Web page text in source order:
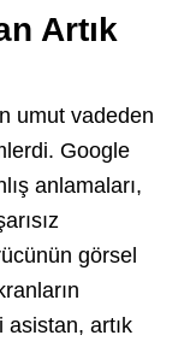
Artık
umut vadeden
Google
anlamaları,
görsel
asistan, artık